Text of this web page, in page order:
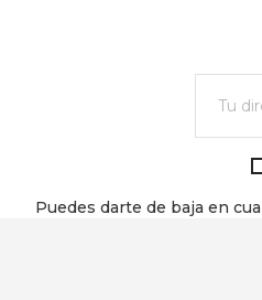
Puedes darte de baja en